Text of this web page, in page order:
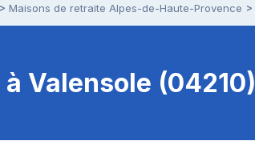
Maisons de retraite Alpes-de-Haute-Provence
à Valensole (04210)